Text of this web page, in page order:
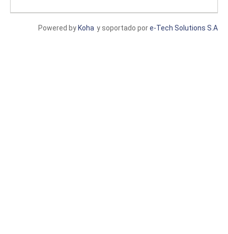
y soportado pore-Tech Solutions S.A
Powered by Koha